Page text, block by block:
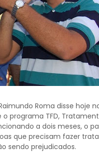
Roma disse hoje
programa TFD,
a dois meses, o
que precisam fazer
sendo prejudicados.